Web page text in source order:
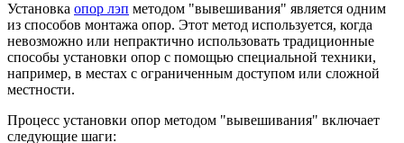
Установка опор лэп методом "вывешивания" является одним
из способов монтажа опор. Этот метод используется, когда
невозможно или непрактично использовать традиционные
способы установки опор с помощью специальной техники,
например, в местах с ограниченным доступом или сложной
местности.
Процесс установки опор методом "вывешивания" включает
следующие шаги: